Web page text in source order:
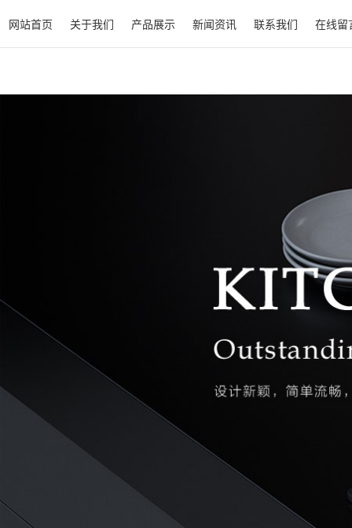
网站首页 关于我们 产品展示 新闻资讯 联系我们 在线留